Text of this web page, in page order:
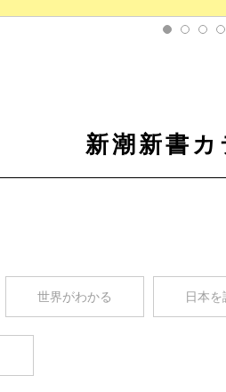
新潮新書カ
世界がわかる 日本を